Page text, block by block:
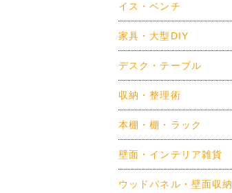
イス・ベンチ
家具・大型DIY
デスク・テーブル
収納・整理術
本棚・棚・ラック
壁面・インテリア雑貨
ウッドパネル・壁面収納